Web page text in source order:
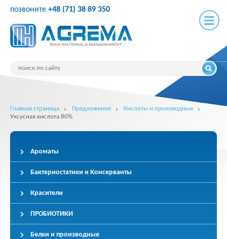
позвоните +48 (71) 38 89 350
Главная страница Предложение
Кислоты и производные
Уксусная кислота 80%
Ароматы
Бактериостатики и Консерванты
Красители
ПРОБИОТИКИ
Белки и производные